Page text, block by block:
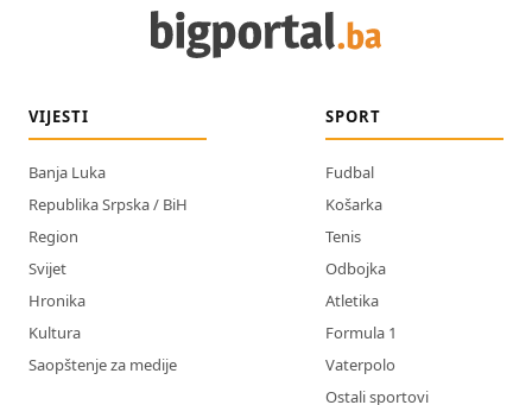
VIJESTI
Banja Luka
Republika Srpska / BiH
Region
Svijet
Hronika
Kultura
Saopštenje za medije
SPORT
Fudbal
Košarka
Tenis
Odbojka
Atletika
Formula 1
Vaterpolo
Ostali sportovi